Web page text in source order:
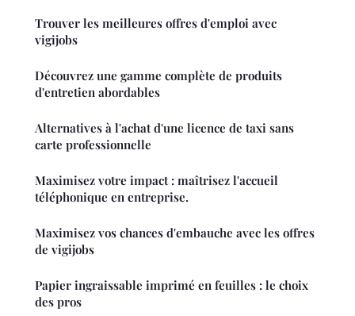
Trouver les meilleures offres d'emploi avec
vigijobs
Découvrez une gamme complète de produits
d'entretien abordables
Alternatives à l'achat d'une licence de taxi sans
carte professionnelle
Maximisez votre impact : maîtrisez l'accueil
téléphonique en entreprise.
Maximisez vos chances d'embauche avec les offres
de vigijobs
Papier ingraissable imprimé en feuilles : le choix
des pros